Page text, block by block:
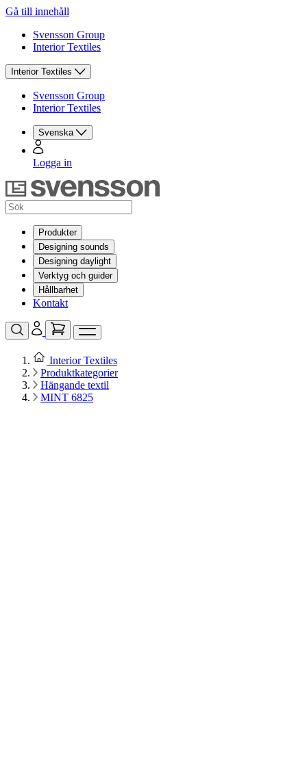
Gå till innehåll
Svensson Group
Interior Textiles
Interior Textiles
Svensson Group
Interior Textiles
Svenska
Logga in
Produkter
Designing sounds
Designing daylight
Verktyg och guider
Hållbarhet
Kontakt
Interior Textiles
Produktkategorier
Hängande textil
MINT 6825